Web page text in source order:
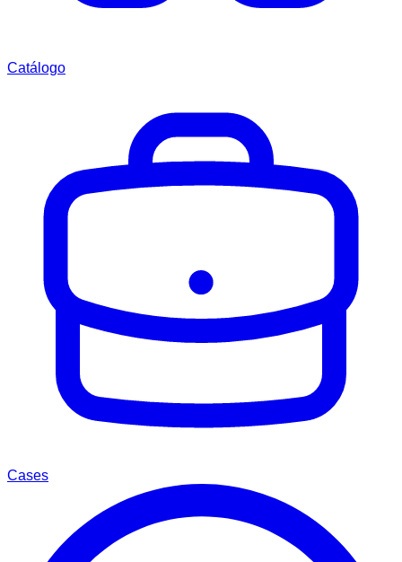
Catálogo
Cases